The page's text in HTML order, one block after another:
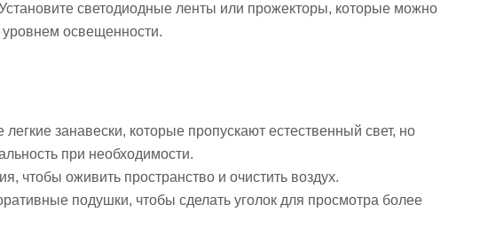
светодиодные ленты или прожекторы, которые можно
уровнем освещенности.
занавески, которые пропускают естественный свет, но
при необходимости.
чтобы оживить пространство и очистить воздух.
подушки, чтобы сделать уголок для просмотра более